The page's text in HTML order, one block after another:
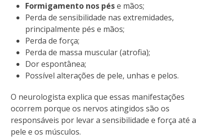
Formigamento nos pése mãos;
Perda de sensibilidade nas extremidades,
principalmente pés e mãos;
Perda de força;
Perda de massa muscular (atrofia);
Dor espontânea;
Possível alterações de pele, unhas e pelos.
O neurologista explica que essas manifestações
ocorrem porque os nervos atingidos são os
responsáveis por levar a sensibilidade e força até a
pele e os músculos.